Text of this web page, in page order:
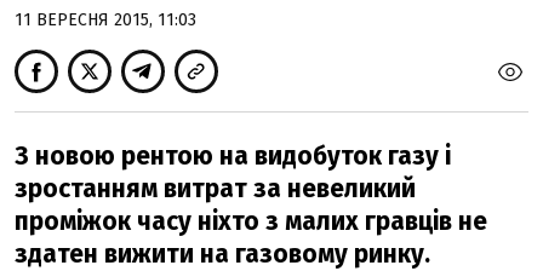
11 ВЕРЕСНЯ 2015, 11:03
З новою рентою на видобуток газу і
зростанням витрат за невеликий
проміжок часу ніхто з малих гравців не
здатен вижити на газовому ринку.